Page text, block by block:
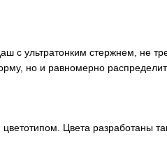
с ультратонким стержнем, не
но и равномерно
Цвета разработаны